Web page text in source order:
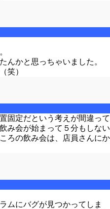
んかと思っちゃいました。
笑）
固定だという考えが間違って
み会が始まって５分もしない
ろの飲み会は、店員さんにか
ムにバグが見つかってしま